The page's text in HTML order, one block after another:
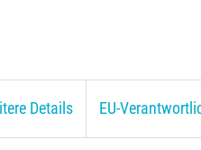
Details EU-